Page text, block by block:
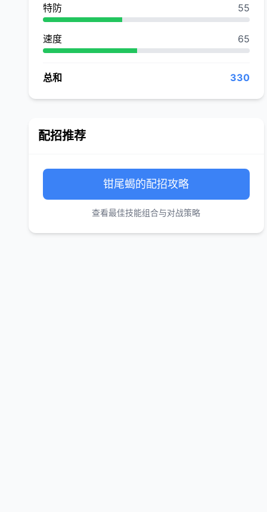
特防 55
速度 65
总和 330
配招推荐
钳尾蝎的配招攻略
查看最佳技能组合与对战策略